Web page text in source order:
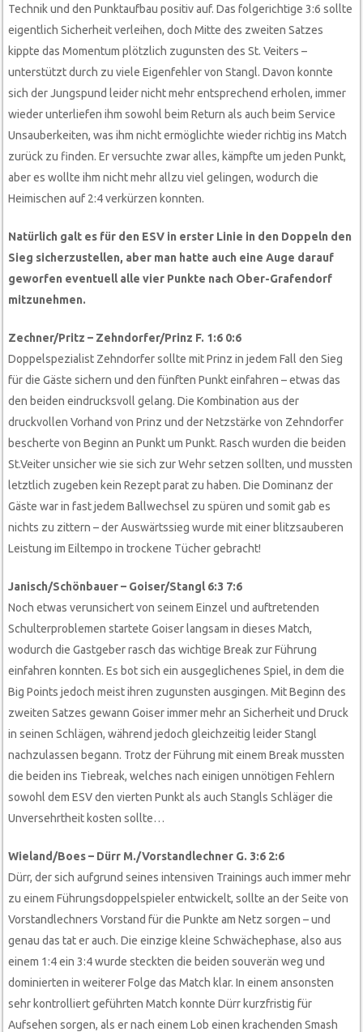
Technik und den Punktaufbau positiv auf. Das folgerichtige 3:6 sollte
eigentlich Sicherheit verleihen, doch Mitte des zweiten Satzes
kippte das Momentum plötzlich zugunsten des St. Veiters –
unterstützt durch zu viele Eigenfehler von Stangl. Davon konnte
sich der Jungspund leider nicht mehr entsprechend erholen, immer
wieder unterliefen ihm sowohl beim Return als auch beim Service
Unsauberkeiten, was ihm nicht ermöglichte wieder richtig ins Match
zurück zu finden. Er versuchte zwar alles, kämpfte um jeden Punkt,
aber es wollte ihm nicht mehr allzu viel gelingen, wodurch die
Heimischen auf 2:4 verkürzen konnten.
Natürlich galt es für den ESV in erster Linie in den Doppeln den
Sieg sicherzustellen, aber man hatte auch eine Auge darauf
geworfen eventuell alle vier Punkte nach Ober-Grafendorf
mitzunehmen.
Zechner/Pritz – Zehndorfer/Prinz F. 1:6 0:6
Doppelspezialist Zehndorfer sollte mit Prinz in jedem Fall den Sieg
für die Gäste sichern und den fünften Punkt einfahren – etwas das
den beiden eindrucksvoll gelang. Die Kombination aus der
druckvollen Vorhand von Prinz und der Netzstärke von Zehndorfer
bescherte von Beginn an Punkt um Punkt. Rasch wurden die beiden
St.Veiter unsicher wie sie sich zur Wehr setzen sollten, und mussten
letztlich zugeben kein Rezept parat zu haben. Die Dominanz der
Gäste war in fast jedem Ballwechsel zu spüren und somit gab es
nichts zu zittern – der Auswärtssieg wurde mit einer blitzsauberen
Leistung im Eiltempo in trockene Tücher gebracht!
Janisch/Schönbauer – Goiser/Stangl 6:3 7:6
Noch etwas verunsichert von seinem Einzel und auftretenden
Schulterproblemen startete Goiser langsam in dieses Match,
wodurch die Gastgeber rasch das wichtige Break zur Führung
einfahren konnten. Es bot sich ein ausgeglichenes Spiel, in dem die
Big Points jedoch meist ihren zugunsten ausgingen. Mit Beginn des
zweiten Satzes gewann Goiser immer mehr an Sicherheit und Druck
in seinen Schlägen, während jedoch gleichzeitig leider Stangl
nachzulassen begann. Trotz der Führung mit einem Break mussten
die beiden ins Tiebreak, welches nach einigen unnötigen Fehlern
sowohl dem ESV den vierten Punkt als auch Stangls Schläger die
Unversehrtheit kosten sollte…
Wieland/Boes – Dürr M./Vorstandlechner G. 3:6 2:6
Dürr, der sich aufgrund seines intensiven Trainings auch immer mehr
zu einem Führungsdoppelspieler entwickelt, sollte an der Seite von
Vorstandlechners Vorstand für die Punkte am Netz sorgen – und
genau das tat er auch. Die einzige kleine Schwächephase, also aus
einem 1:4 ein 3:4 wurde steckten die beiden souverän weg und
dominierten in weiterer Folge das Match klar. In einem ansonsten
sehr kontrolliert geführten Match konnte Dürr kurzfristig für
Aufsehen sorgen, als er nach einem Lob einen krachenden Smash